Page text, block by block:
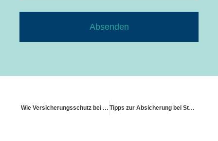
Absenden
Wie Versicherungsschutz bei elektrischen Defekten aussieht Tipps zur Absicherung bei Starkregen